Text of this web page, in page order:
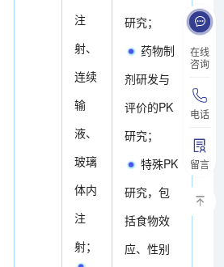
在线
咨询
电话
留言
注
射、
连续
输
液、
玻璃
体内
注
射；
研究；
药物制
剂研发与
评价的PK
研究；
特殊PK
研究，包
括食物效
应、性别